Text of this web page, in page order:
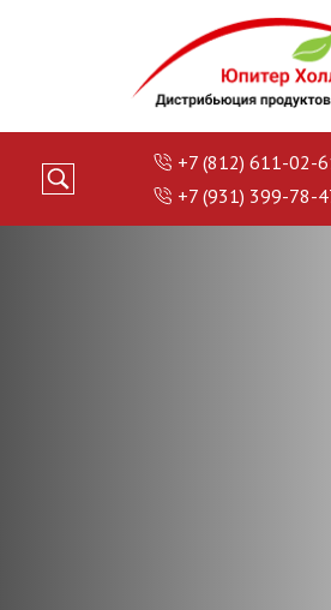
+7 (812) 611-02-
+7 (931) 399-78-